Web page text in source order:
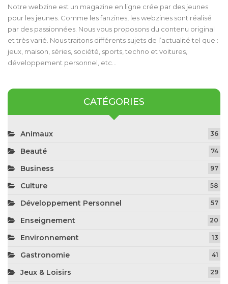
Notre webzine est un magazine en ligne crée par des jeunes
pour les jeunes. Comme les fanzines, les webzines sont réalisé
par des passionnées. Nous vous proposons du contenu original
et très varié. Nous traitons différents sujets de l’actualité tel que :
jeux, maison, séries, société, sports, techno et voitures,
développement personnel, etc…
CATÉGORIES
Animaux 36
Beauté 74
Business 97
Culture 58
Développement Personnel 57
Enseignement 20
Environnement 13
Gastronomie 41
Jeux & Loisirs 29